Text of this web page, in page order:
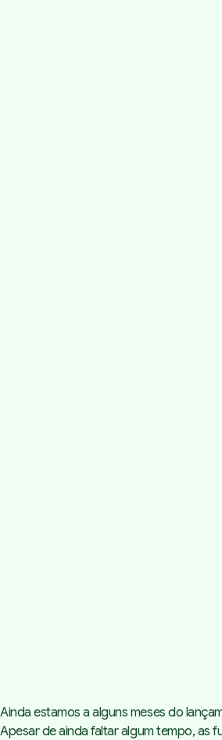
Ainda estamos a alguns meses do
Apesar de ainda faltar algum tempo, as